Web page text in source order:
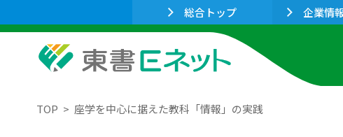
総合トップ 企業情
TOP 座学を中心に据えた教科「情報」の実践